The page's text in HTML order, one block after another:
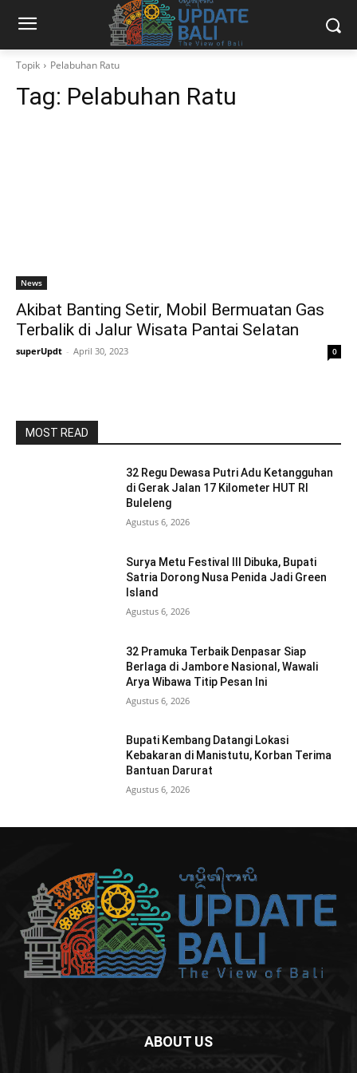
Topik Pelabuhan Ratu
Tag: Pelabuhan Ratu
News
Akibat Banting Setir, Mobil Bermuatan Gas
Terbalik di Jalur Wisata Pantai Selatan
superUpdt - April 30, 2023 0
MOST READ
32 Regu Dewasa Putri Adu Ketangguhan
di Gerak Jalan 17 Kilometer HUT RI
Buleleng
Agustus 6, 2026
Surya Metu Festival III Dibuka, Bupati
Satria Dorong Nusa Penida Jadi Green
Island
Agustus 6, 2026
32 Pramuka Terbaik Denpasar Siap
Berlaga di Jambore Nasional, Wawali
Arya Wibawa Titip Pesan Ini
Agustus 6, 2026
Bupati Kembang Datangi Lokasi
Kebakaran di Manistutu, Korban Terima
Bantuan Darurat
Agustus 6, 2026
ABOUT US